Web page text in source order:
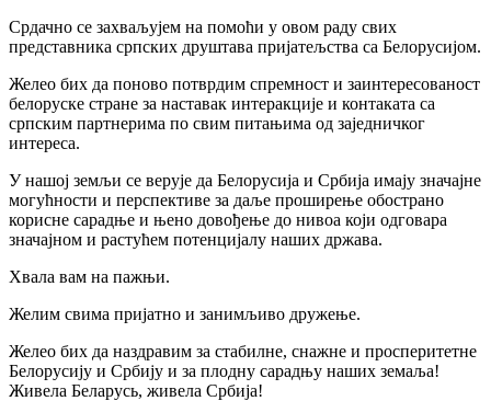
Срдачно се захваљујем на помоћи у овом раду свих
представника српских друштава пријатељства са Белорусијом.
Желео бих да поново потврдим спремност и заинтересованост
белоруске стране за наставак интеракције и контаката са
српским партнерима по свим питањима од заједничког
интереса.
У нашој земљи се верује да Белорусија и Србија имају значајне
могућности и перспективе за даље проширење обострано
корисне сарадње и њено довођење до нивоа који одговара
значајном и растућем потенцијалу наших држава.
Хвала вам на пажњи.
Желим свима пријатно и занимљиво дружење.
Желео бих да наздравим за стабилне, снажне и просперитетне
Белорусију и Србију и за плодну сарадњу наших земаља!
Живела Беларусь, живела Србија!